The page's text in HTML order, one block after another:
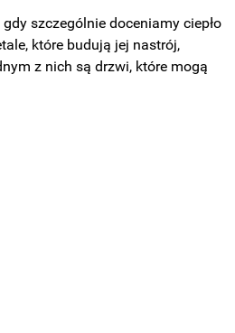
szczególnie doceniamy ciepło
które budują jej nastrój,
z nich są drzwi, które mogą